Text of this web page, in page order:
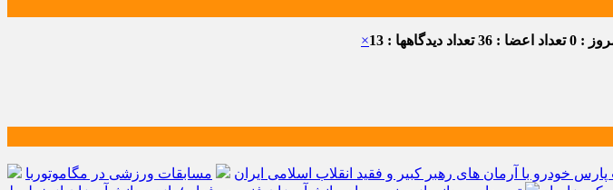
: 0 تعداد اعضا : 36 تعداد دیدگاهها : 13 ×
خودرو با آرمان های رهبر کبیر و فقید انقلاب اسلامی ایران
مسابقات ورزشی در مگاموتوربا